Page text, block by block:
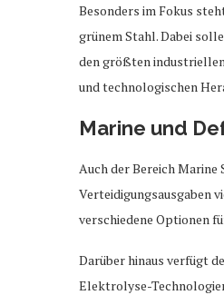
Besonders im Fokus
grünem Stahl. Dabei
den größten
und technologischen
Marine und
Auch der Bereich
Verteidigungsausgaben
verschiedene Optionen
Darüber hinaus verfügt
Elektrolyse-